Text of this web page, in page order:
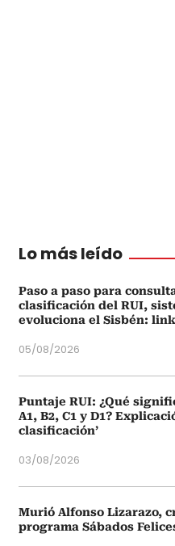
Lo más leído
Paso a paso para
clasificación del RUI,
evoluciona el Sisbén:
05/08/2026
Puntaje RUI: ¿Qué
A1, B2, C1 y D1?
clasificación’
03/08/2026
Murió Alfonso Lizarazo,
programa Sábados